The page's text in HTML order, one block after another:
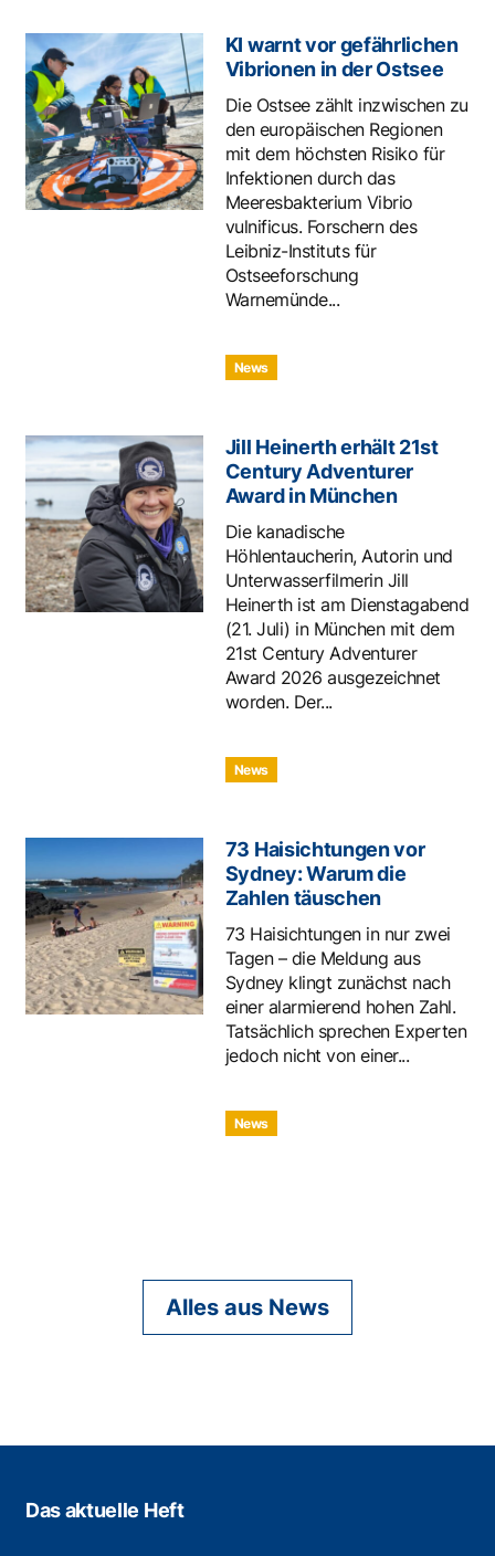
KI warnt vor gefährlichen
Vibrionen in der Ostsee
Die Ostsee zählt inzwischen zu
den europäischen Regionen
mit dem höchsten Risiko für
Infektionen durch das
Meeresbakterium Vibrio
vulnificus. Forschern des
Leibniz-Instituts für
Ostseeforschung
Warnemünde...
News
Jill Heinerth erhält 21st
Century Adventurer
Award in München
Die kanadische
Höhlentaucherin, Autorin und
Unterwasserfilmerin Jill
Heinerth ist am Dienstagabend
(21. Juli) in München mit dem
21st Century Adventurer
Award 2026 ausgezeichnet
worden. Der...
News
73 Haisichtungen vor
Sydney: Warum die
Zahlen täuschen
73 Haisichtungen in nur zwei
Tagen – die Meldung aus
Sydney klingt zunächst nach
einer alarmierend hohen Zahl.
Tatsächlich sprechen Experten
jedoch nicht von einer...
News
Alles aus News
Das aktuelle Heft